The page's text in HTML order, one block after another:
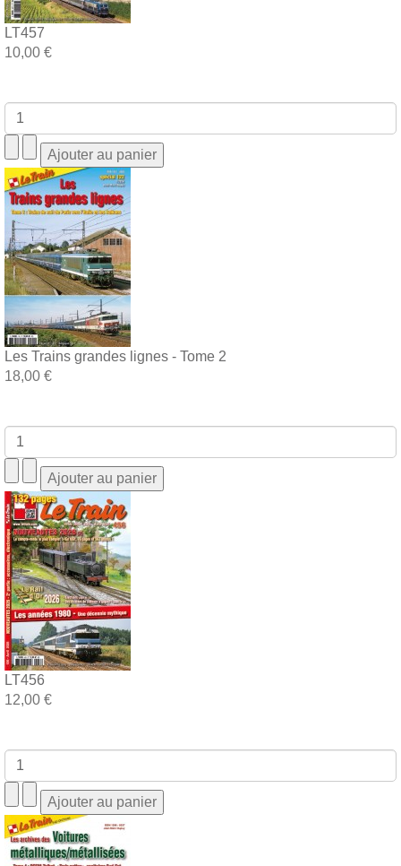
LT457
10,00 €
Les Trains grandes lignes - Tome 2
18,00 €
LT456
12,00 €